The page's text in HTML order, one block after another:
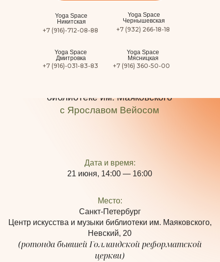
Yoga Space
Никитская
+7 (916)-712-08-88
Yoga Space
Дмитровка
+7 (916)-031-83-83
Yoga Space
Мясницкая
+7 (916) 360-50-00
Yoga Space
Чернышевская
+7 (932) 266-18-18
Виньяса-флоу & шавасана под живое
библиотеке им. Маяковского
с Ярославом Вейосом
Дата и время:
21 июня, 14:00 — 16:00
Место:
Санкт-Петербург
Центр искусства и музыки библиотеки им. Маяковского,
Невский, 20
(ротонда бывшей Голландской реформатской
церкви)